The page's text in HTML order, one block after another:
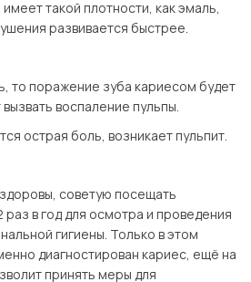
такой плотности, как эмаль,
развивается быстрее.
то поражение зуба кариесом будет
воспаление пульпы.
острая боль, возникает пульпит.
советую посещать
в год для осмотра и проведения
гигиены. Только в этом
диагностирован кариес, ещё на
принять меры для